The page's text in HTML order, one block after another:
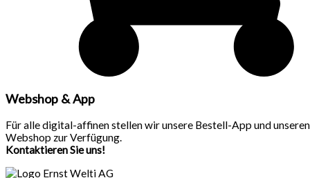
Webshop & App
Für alle digital-affinen stellen wir unsere Bestell-App und unseren
Webshop zur Verfügung.
Kontaktieren Sie uns!